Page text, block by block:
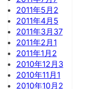
2011年5月 2
2011年4月 5
2011年3月 37
2011年2月 1
2011年1月 2
2010年12月 3
2010年11月 1
2010年10月 2